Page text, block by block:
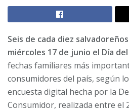
Seis de cada diez
miércoles 17 de junio el Día
fechas familiares más
consumidores del país, según l
encuesta digital hecha por la
Consumidor, realizada entre el